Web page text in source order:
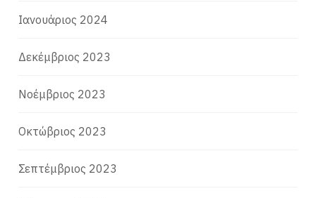
Ιανουάριος 2024
Δεκέμβριος 2023
Νοέμβριος 2023
Οκτώβριος 2023
Σεπτέμβριος 2023